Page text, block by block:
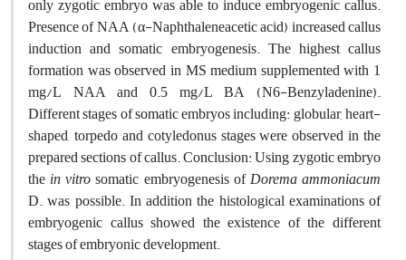
only zygotic embryo was able to induce embryogenic callus.
Presence of NAA (α-Naphthaleneacetic acid) increased callus
induction and somatic embryogenesis. The highest callus
formation was observed in MS medium supplemented with 1
mg/L NAA and 0.5 mg/L BA (N6-Benzyladenine).
Different stages of somatic embryos including: globular, heart-
shaped, torpedo and cotyledonus stages were observed in the
prepared sections of callus. Conclusion: Using zygotic embryo
the in vitrosomatic embryogenesis ofDorema ammoniacum
D. was possible. In addition the histological examinations of
embryogenic callus showed the existence of the different
stages of embryonic development.